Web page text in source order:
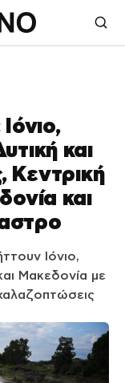
και
Κεντρική
και
Ιόνιο,
Μακεδονία με